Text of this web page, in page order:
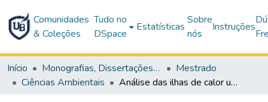
Comunidades
& Coleções
Tudo no
DSpace
Estatísticas
Sobre
nós
Instruções
Início Monografias, Dissertações e Teses
Mestrado
Ciências Ambientais
Análise das ilhas de calor urbano no município de Votuporanga - SP = analysis of heat islands in the municipality of Votuporanga-SP